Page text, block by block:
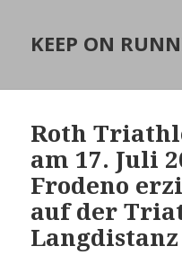
KEEP ON
Roth
am 17. Juli
Frodeno
auf der
Langdistanz